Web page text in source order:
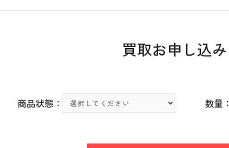
買取お申し込み
商品状態： 数量：